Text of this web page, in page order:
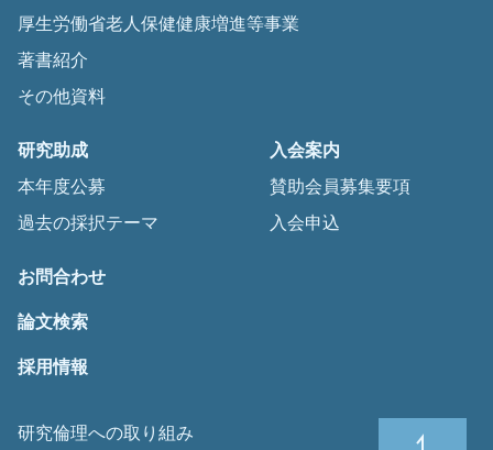
厚生労働省老人保健健康増進等事業
著書紹介
その他資料
研究助成
本年度公募
過去の採択テーマ
入会案内
賛助会員募集要項
入会申込
お問合わせ
論文検索
採用情報
研究倫理への取り組み